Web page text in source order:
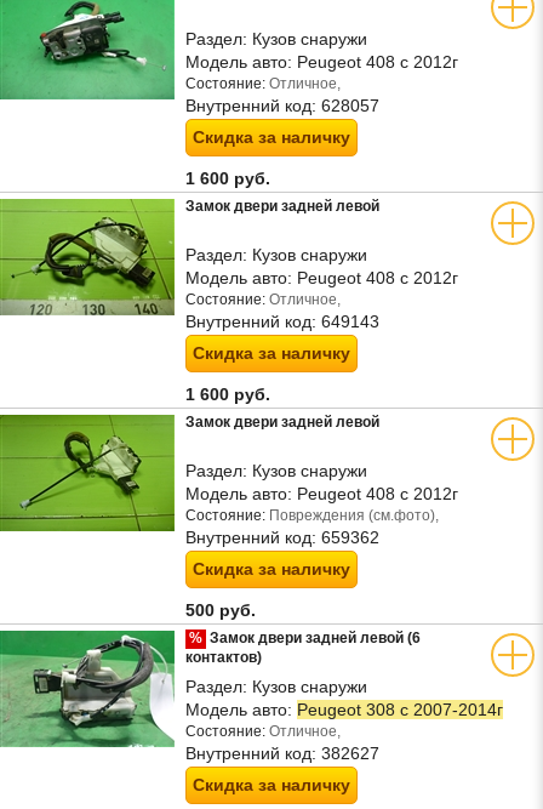
Раздел: Кузов снаружи
Модель авто: Peugeot 408 с 2012г
Состояние: Отличное,
Внутренний код: 628057
Скидка за наличку
1 600 руб.
Замок двери задней левой
Раздел: Кузов снаружи
Модель авто: Peugeot 408 с 2012г
Состояние: Отличное,
Внутренний код: 649143
Скидка за наличку
1 600 руб.
Замок двери задней левой
Раздел: Кузов снаружи
Модель авто: Peugeot 408 с 2012г
Состояние: Повреждения (см.фото),
Внутренний код: 659362
Скидка за наличку
500 руб.
% Замок двери задней левой (6
контактов)
Раздел: Кузов снаружи
Модель авто: Peugeot 308 с 2007-2014г
Состояние: Отличное,
Внутренний код: 382627
Скидка за наличку